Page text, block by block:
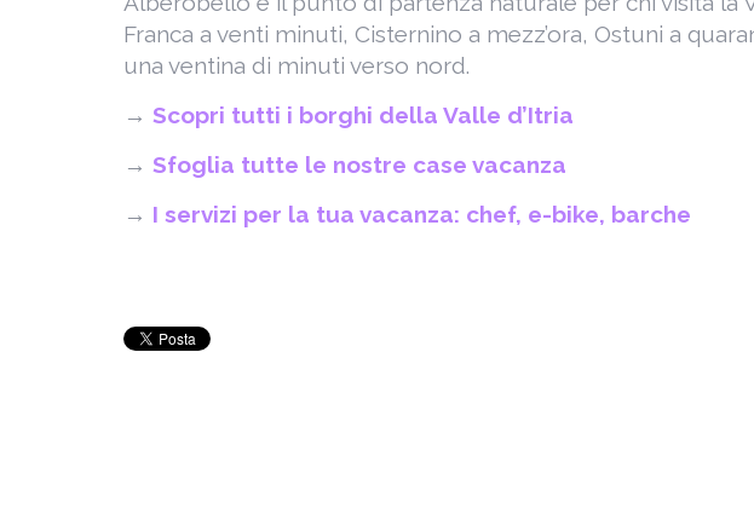
Franca a venti minuti, Cisternino a mezz’ora, Ostuni a
una ventina di minuti verso nord.
→ Scopri tutti i borghi della Valle d’Itria
→ Sfoglia tutte le nostre case vacanza
→ I servizi per la tua vacanza: chef, e-bike, barche